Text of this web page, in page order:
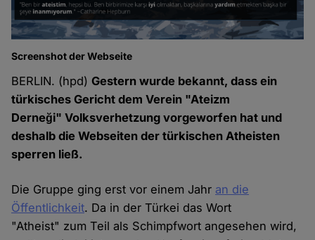
Screenshot der Webseite
BERLIN. (hpd)Gestern wurde bekannt, dass ein
türkisches Gericht dem Verein "Ateizm
Derneği" Volksverhetzung vorgeworfen hat und
deshalb die Webseiten der türkischen Atheisten
sperren ließ.
Die Gruppe ging erst vor einem Jahr an die
Öffentlichkeit. Da in der Türkei das Wort
"Atheist" zum Teil als Schimpfwort angesehen wird,